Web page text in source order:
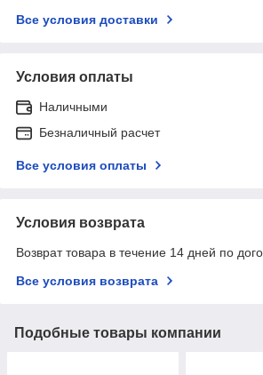
Все условия доставки
Условия оплаты
Наличными
Безналичный расчет
Все условия оплаты
Условия возврата
Возврат товара в течение 14 дней по
Все условия возврата
Подобные товары компании